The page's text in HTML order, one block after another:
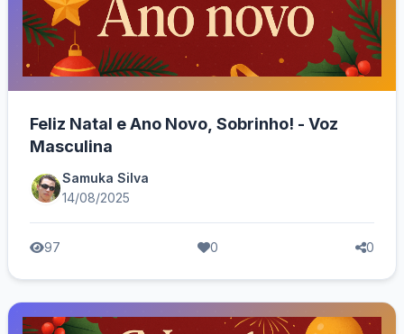
Feliz Natal e Ano Novo, Sobrinho! - Voz
Masculina
Samuka Silva
14/08/2025
97 0 0